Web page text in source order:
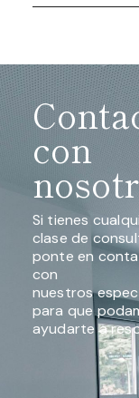
con
Si tienes
clase de
ponte en
con
nuestros
para que
ayudarte a